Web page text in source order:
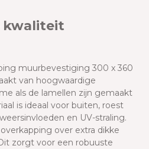
kwaliteit
muurbevestiging 300 x 360
van hoogwaardige
als de lamellen zijn gemaakt
is ideaal voor buiten, roest
en UV-straling.
over extra dikke
zorgt voor een robuuste